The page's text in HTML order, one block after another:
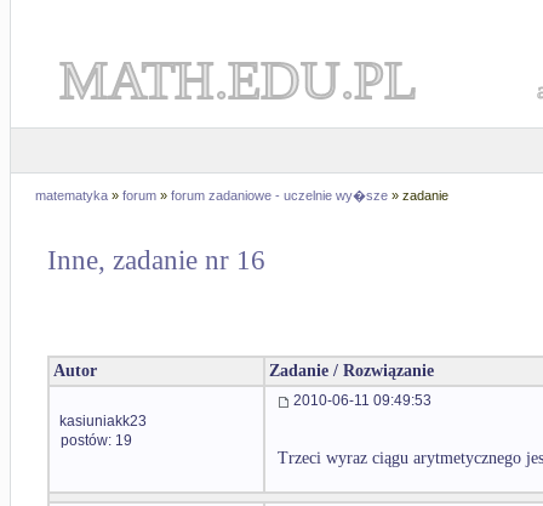
MATH.EDU.PL
matematyka » forum » forum zadaniowe - uczelnie wy�sze » zadanie
Inne, zadanie nr 16
Autor Zadanie / Rozwiązanie
kasiuniakk23
postów: 19
2010-06-11 09:49:53
Trzeci wyraz ciągu arytmetycznego